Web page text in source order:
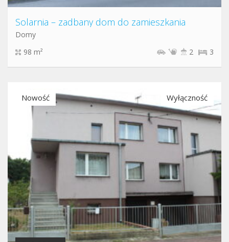
Solarnia – zadbany dom do zamieszkania
Domy
98 m²
3
2
Nowość Wyłączność